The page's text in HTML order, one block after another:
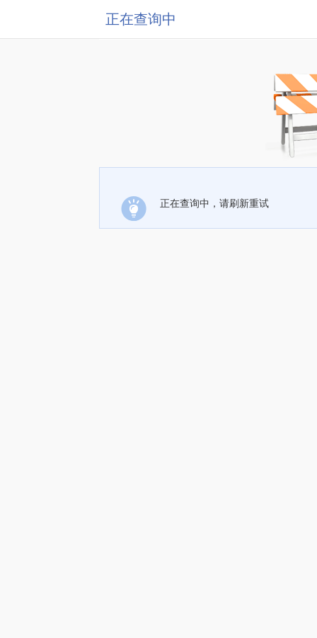
正在查询中
正在查询中，请刷新重试